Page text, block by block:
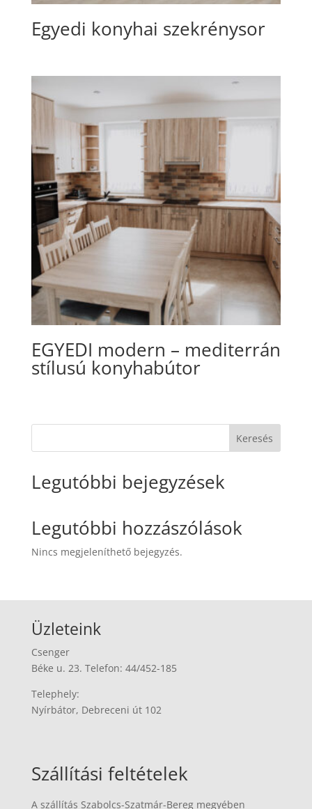
Egyedi konyhai szekrénysor
EGYEDI modern – mediterrán
stílusú konyhabútor
Keresés
Legutóbbi bejegyzések
Legutóbbi hozzászólások
Nincs megjeleníthető bejegyzés.
Üzleteink
Csenger
Béke u. 23. Telefon: 44/452-185
Telephely:
Nyírbátor, Debreceni út 102
Szállítási feltételek
A szállítás Szabolcs-Szatmár-Bereg megyében